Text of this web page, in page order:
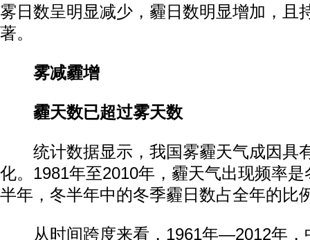
雾日数呈明显减少，霾日数明显增加，且
著。
雾减霾增
霾天数已超过雾天数
统计数据显示，我国雾霾天气成因具
化。1981年至2010年，霾天气出现频率
半年，冬半年中的冬季霾日数占全年的比
从时间跨度来看，1961年—2012年，